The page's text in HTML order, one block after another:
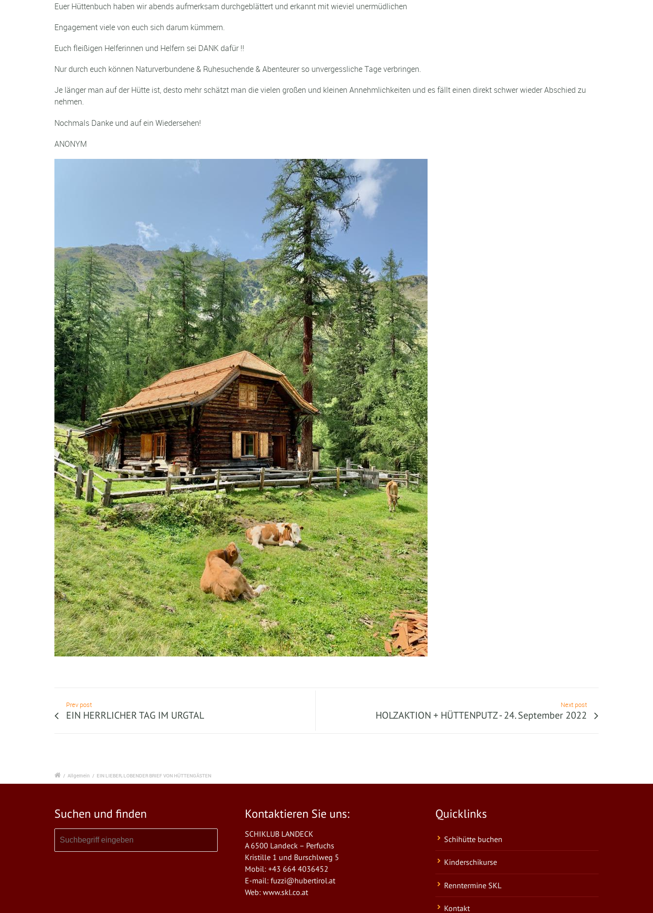
Euer Hüttenbuch haben wir abends aufmerksam durchgeblättert und erkannt mit wieviel unermüdlichen
Engagement viele von euch sich darum kümmern.
Euch fleißigen Helferinnen und Helfern sei DANK dafür !!
Nur durch euch können Naturverbundene & Ruhesuchende & Abenteurer so unvergessliche Tage verbringen.
Je länger man auf der Hütte ist, desto mehr schätzt man die vielen großen und kleinen Annehmlichkeiten und es fällt einen direkt schwer wieder Abschied zu
nehmen.
Nochmals Danke und auf ein Wiedersehen!
ANONYM
Prev post
EIN HERRLICHER TAG IM URGTAL
Next post
HOLZAKTION + HÜTTENPUTZ - 24. September 2022
/ Allgemein / EIN LIEBER, LOBENDER BRIEF VON HÜTTENGÄSTEN
Suchen und finden Kontaktieren Sie uns:
SCHIKLUB LANDECK
A 6500 Landeck – Perfuchs
Kristille 1 und Burschlweg 5
Mobil: +43 664 4036452
E-mail: fuzzi@hubertirol.at
Web: www.skl.co.at
Quicklinks
Schihütte buchen
Kinderschikurse
Renntermine SKL
Kontakt